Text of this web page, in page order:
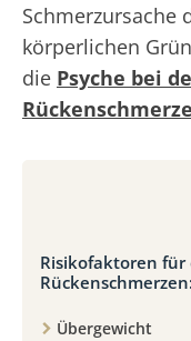
Schmerzursache
körperlichen
die Psyche bei
Risikofaktoren für
Rückenschmerzen:
Übergewicht